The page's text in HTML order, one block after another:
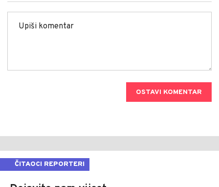
OSTAVI KOMENTAR
ČITAOCI REPORTERI